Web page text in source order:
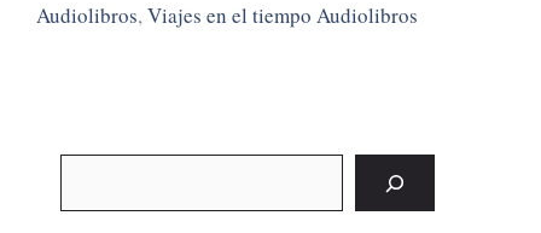
Audiolibros,Viajes en el tiempo Audiolibros